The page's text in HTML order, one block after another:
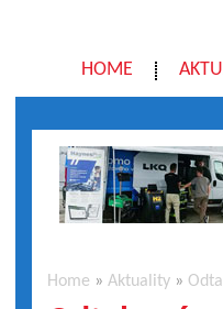
HOME
Home »Aktuality »